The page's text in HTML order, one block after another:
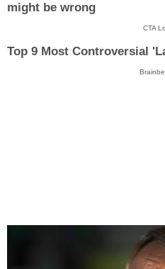
might be wrong
CTA
Top 9 Most Controversial